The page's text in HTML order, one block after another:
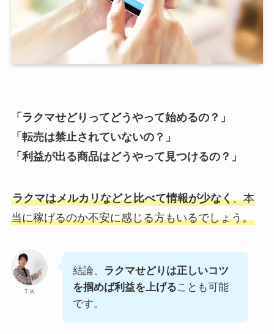
「ラクマせどりってどうやって始めるの？」
「転売は禁止されていないの？」
「利益が出る商品はどうやって見つけるの？」
ラクマはメルカリなどと比べて情報が少なく、本
当に稼げるのか不安に感じる方もいるでしょう。
ＴＫ
結論、 ラクマせどりは正しいコツ
を掴めば利益を上げることも可能
です。